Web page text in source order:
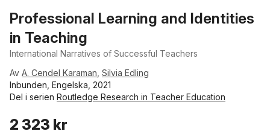
Professional Learning and Identities
in Teaching
International Narratives of Successful Teachers
Av A. Cendel Karaman Silvia Edling
Inbunden, Engelska, 2021
Del i serien Routledge Research in Teacher Education
2 323 kr